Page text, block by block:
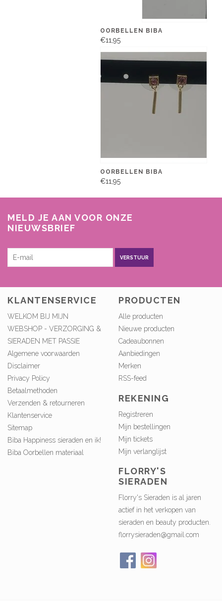
OORBELLEN BIBA
€11,95
OORBELLEN BIBA
€11,95
MELD JE AAN VOOR ONZE
NIEUWSBRIEF
VERSTUUR
KLANTENSERVICE
WELKOM BIJ MIJN
WEBSHOP - VERZORGING &
SIERADEN MET PASSIE
Algemene voorwaarden
Disclaimer
Privacy Policy
Betaalmethoden
Verzenden & retourneren
Klantenservice
Sitemap
Biba Happiness sieraden en ik!
Biba Oorbellen materiaal
PRODUCTEN
Alle producten
Nieuwe producten
Cadeaubonnen
Aanbiedingen
Merken
RSS-feed
REKENING
Registreren
Mijn bestellingen
Mijn tickets
Mijn verlanglijst
FLORRY'S
SIERADEN
Florry's Sieraden is al jaren
actief in het verkopen van
sieraden en beauty producten.
florrysieraden@gmail.com